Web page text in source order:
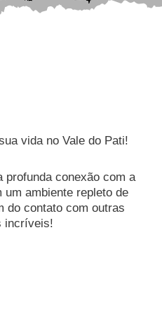
vida no Vale do Pati!
profunda conexão com a
um ambiente repleto de
do contato com outras
incríveis!